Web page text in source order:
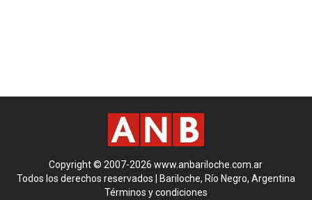
Copyright © 2007-2026 www.anbariloche.com.ar
Todos los derechos reservados | Bariloche, Río Negro, Argentina
Términos y condiciones